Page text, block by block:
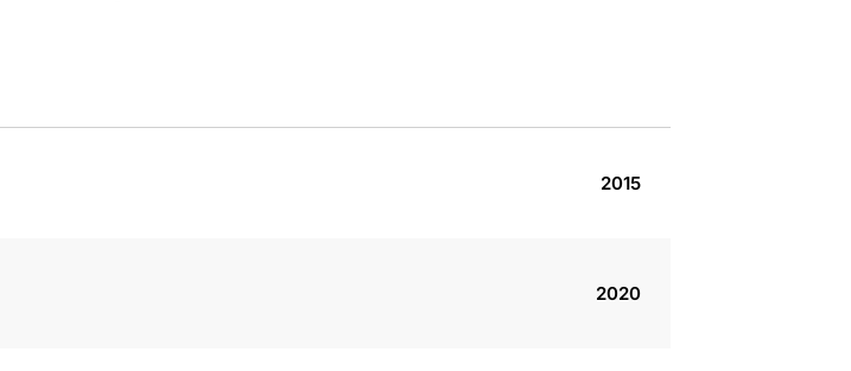
2015
2020